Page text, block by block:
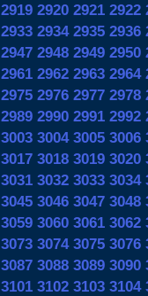
2919 2920 2921 2922
2933 2934 2935 2936
2947 2948 2949 2950
2961 2962 2963 2964
2975 2976 2977 2978
2989 2990 2991 2992
3003 3004 3005 3006
3017 3018 3019 3020
3031 3032 3033 3034
3045 3046 3047 3048
3059 3060 3061 3062
3073 3074 3075 3076
3087 3088 3089 3090
3101 3102 3103 3104